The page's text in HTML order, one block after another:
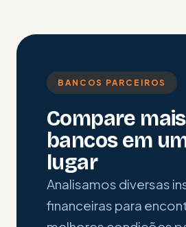
BANCOS PARCEIROS
Compare
bancos em
lugar
Analisamos diversas
financeiras para